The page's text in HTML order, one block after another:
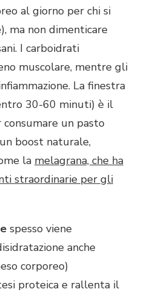
al giorno per chi si
ma non dimenticare
I carboidrati
muscolare, mentre gli
La finestra
30-60 minuti) è il
un pasto
boost naturale,
la melagrana, che ha
straordinarie per gli
spesso viene
anche
corporeo)
proteica e rallenta il